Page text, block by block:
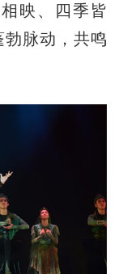
映、四季皆
脉动，共鸣